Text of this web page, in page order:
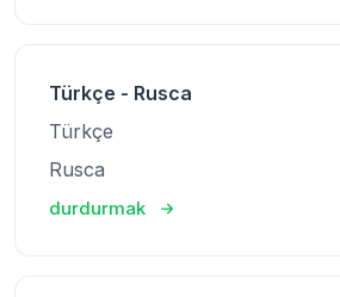
Türkçe - Rusca
Türkçe
Rusca
durdurmak